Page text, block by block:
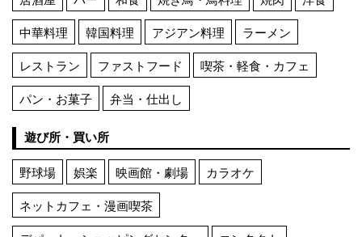
中華料理
韓国料理 アジアン料理
ラーメン
レストラン
ファストフード
喫茶・軽食・カフェ
パン・お菓子
弁当・仕出し
遊び所・買い所
野球場 娯楽 映画館・劇場
カラオケ
ネットカフェ・漫画喫茶